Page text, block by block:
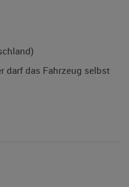
darf das Fahrzeug selbst